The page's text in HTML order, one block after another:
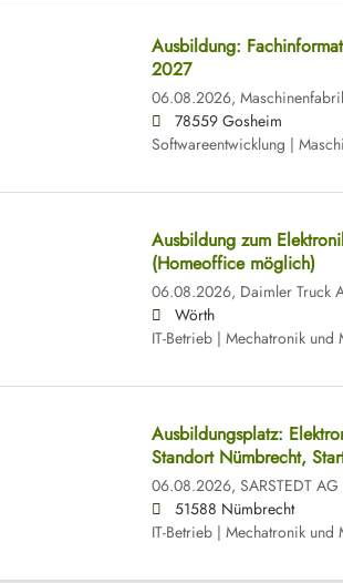
Ausbildung:
2027
06.08.2026,
78559 Gosheim
Softwareentwicklung |
Ausbildung zum
(Homeoffice möglich)
06.08.2026, Daimler Truck
Wörth
IT-Betrieb | Mechatronik und
Ausbildungsplatz:
Standort Nümbrecht,
06.08.2026, SARSTEDT
51588 Nümbrecht
IT-Betrieb | Mechatronik und